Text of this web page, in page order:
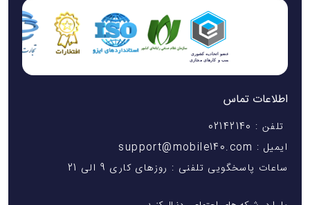
اطلاعات تماس
تلفن : 02142140
ایمیل : support@mobile140.com
ساعات پاسخگویی تلفنی : روزهای کاری 9 الی 21